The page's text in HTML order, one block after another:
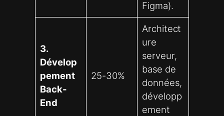
Figma).
3.
Dévelop
pement
Back-
End
25-30%
Architect
ure
serveur,
base de
données,
développ
ement